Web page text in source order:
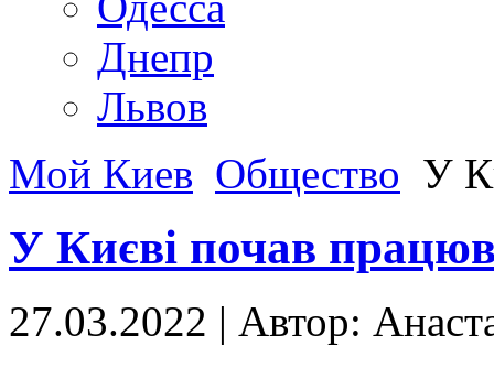
Днепр
Львов
Мой Киев Общество У
У Києві почав
27.03.2022 | Автор: